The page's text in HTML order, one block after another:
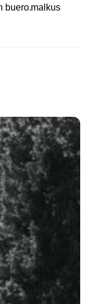
buero.malkus